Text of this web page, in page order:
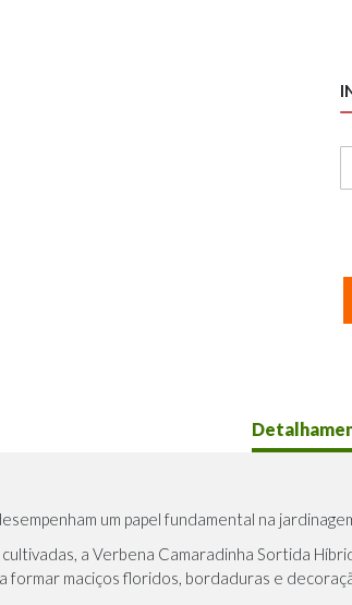
um papel fundamental na
a Verbena Camaradinha Sortida
formar maciços floridos, bordaduras e